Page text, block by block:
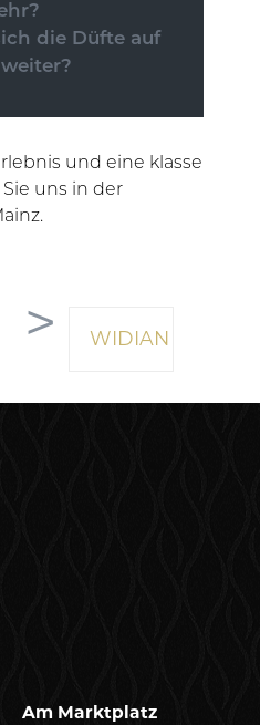
die Düfte auf
und eine klasse
uns in der
> WIDIAN
Am Marktplatz